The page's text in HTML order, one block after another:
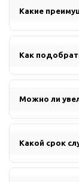
Какие
Как
Можно ли
Какой срок